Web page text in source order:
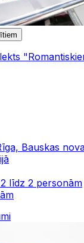
Bauskas
līdz 2 personām